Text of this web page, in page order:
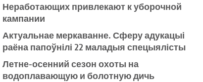
Неработающих привлекают к уборочной
кампании
Актуальнае меркаванне. Сферу адукацыі
раёна папоўнілі 22 маладыя спецыялісты
Летне-осенний сезон охоты на
водоплавающую и болотную дичь